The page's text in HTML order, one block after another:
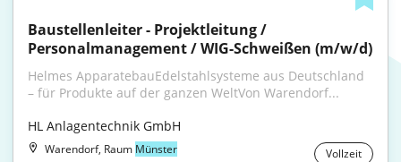
Baustellenleiter - Projektleitung /
Personalmanagement / WIG-Schweißen (m/w/d)
Helmes ApparatebauEdelstahlsysteme aus Deutschland
– für Produkte auf der ganzen WeltVon Warendorf...
HL Anlagentechnik GmbH
Warendorf, Raum Münster Vollzeit